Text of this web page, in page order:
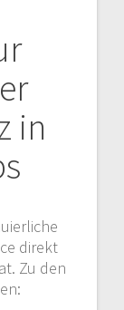
in
direkt
Zu den